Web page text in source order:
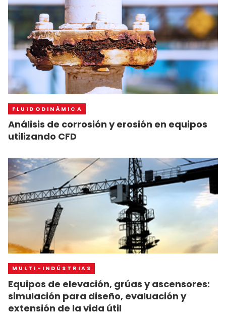
FLUIDODINÁMICA
Análisis de corrosión y erosión en equipos
utilizando CFD
MULTI-INDÚSTRIAS
Equipos de elevación, grúas y ascensores:
simulación para diseño, evaluación y
extensión de la vida útil